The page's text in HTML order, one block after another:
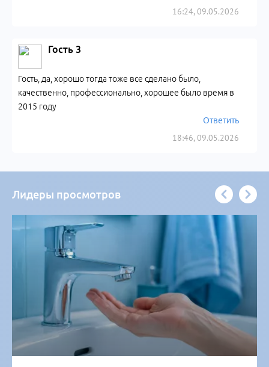
16:24, 09.05.2026
Гость 3
18:46, 09.05.2026
Гость, да, хорошо тогда тоже все сделано было,
качественно, профессионально, хорошее было время в
2015 году
Ответить
Лидеры просмотров